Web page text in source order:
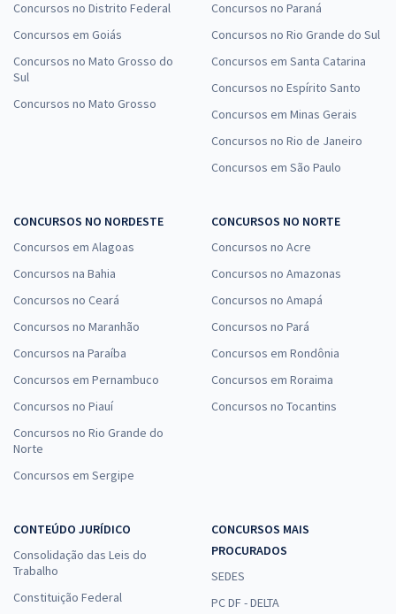
Concursos no Distrito Federal
Concursos em Goiás
Concursos no Mato Grosso do
Sul
Concursos no Mato Grosso
Concursos no Paraná
Concursos no Rio Grande do Sul
Concursos em Santa Catarina
Concursos no Espírito Santo
Concursos em Minas Gerais
Concursos no Rio de Janeiro
Concursos em São Paulo
CONCURSOS NO NORDESTE
Concursos em Alagoas
Concursos na Bahia
Concursos no Ceará
Concursos no Maranhão
Concursos na Paraíba
Concursos em Pernambuco
Concursos no Piauí
Concursos no Rio Grande do
Norte
Concursos em Sergipe
CONCURSOS NO NORTE
Concursos no Acre
Concursos no Amazonas
Concursos no Amapá
Concursos no Pará
Concursos em Rondônia
Concursos em Roraima
Concursos no Tocantins
CONTEÚDO JURÍDICO
Consolidação das Leis do
Trabalho
Constituição Federal
CONCURSOS MAIS
PROCURADOS
SEDES
PC DF - DELTA